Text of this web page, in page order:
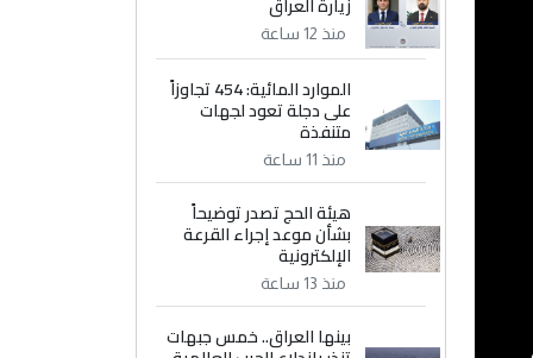
منذ 12 ساعة
الموارد المائية: 454 تجاوزاً
على دجلة تعود لجهات
متنفذة
منذ 11 ساعة
هيئة الحج تصدر توضيحاً
بشأن موعد إجراء القرعة
الإلكترونية
منذ 13 ساعة
بينها العراق.. خمس جبهات